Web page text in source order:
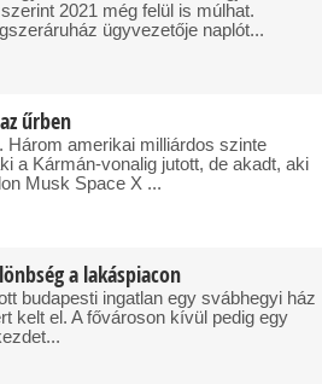
2021 még felül is múlhat.
ügyvezetője naplót...
űrben
Három amerikai milliárdos szinte
a Kármán-vonalig jutott, de akadt, aki
Musk Space X ...
a lakáspiacon
budapesti ingatlan egy svábhegyi ház
kelt el. A fővároson kívül pedig egy